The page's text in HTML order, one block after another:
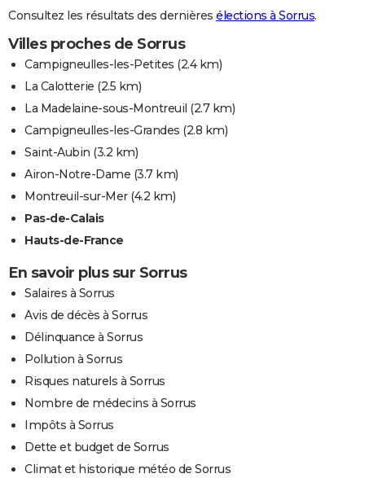
Consultez les résultats des dernières élections à Sorrus.
Villes proches de Sorrus
Campigneulles-les-Petites (2.4 km)
La Calotterie (2.5 km)
La Madelaine-sous-Montreuil (2.7 km)
Campigneulles-les-Grandes (2.8 km)
Saint-Aubin (3.2 km)
Airon-Notre-Dame (3.7 km)
Montreuil-sur-Mer(4.2 km)
Pas-de-Calais
Hauts-de-France
En savoir plus sur Sorrus
Salaires à Sorrus
Avis de décès à Sorrus
Délinquance à Sorrus
Pollution à Sorrus
Risques naturels à Sorrus
Nombre de médecins à Sorrus
Impôts à Sorrus
Dette et budget de Sorrus
Climat et historique météo de Sorrus